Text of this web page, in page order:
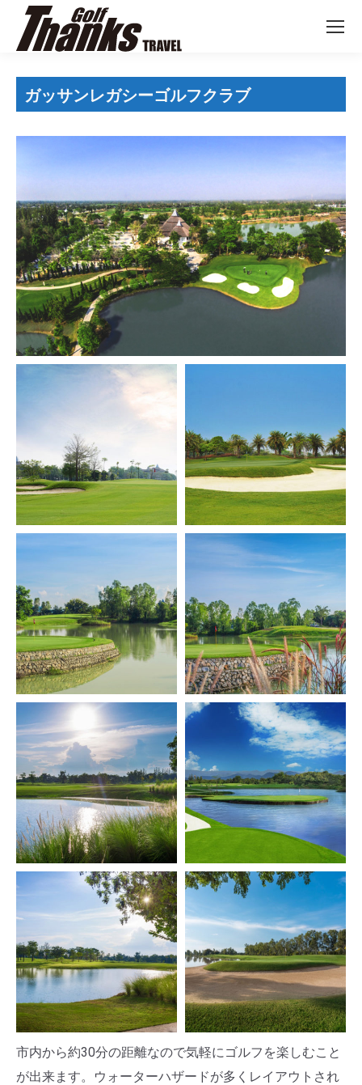
ガッサンレガシーゴルフクラブ
市内から約30分の距離なので気軽にゴルフを楽しむこと
が出来ます。ウォーターハザードが多くレイアウトされ